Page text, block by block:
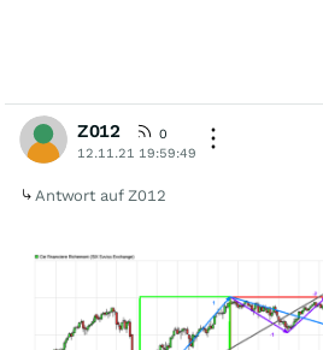
Z012
0
12.11.21 19:59:49
Antwort auf Z012